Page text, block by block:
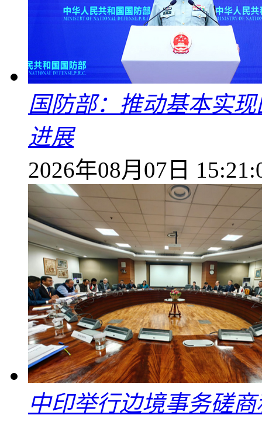
国防部：推动基本实
进展
2026年08月07日
中印举行边境事务磋